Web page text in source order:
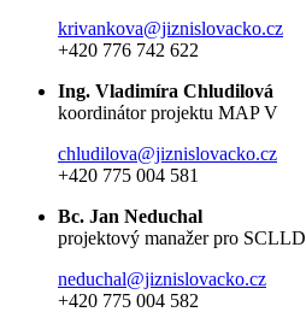
krivankova@jiznislovacko.cz
+420 776 742 622
Ing. Vladimíra Chludilová
koordinátor projektu MAP V
chludilova@jiznislovacko.cz
+420 775 004 581
Bc. Jan Neduchal
projektový manažer pro SCLLD
neduchal@jiznislovacko.cz
+420 775 004 582